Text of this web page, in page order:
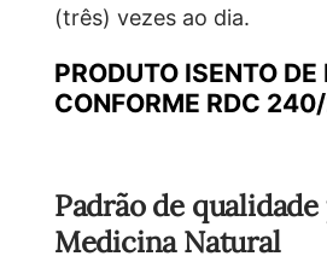
(três) vezes ao dia.
PRODUTO ISENTO DE
CONFORME RDC
Padrão de
Medicina Natural